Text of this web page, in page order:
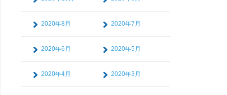
2020年8月 2020年7月
2020年6月 2020年5月
2020年4月 2020年3月